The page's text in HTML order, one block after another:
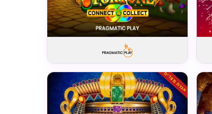
אגדת מצרים